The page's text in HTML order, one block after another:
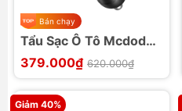
Bán chạy
Tẩu Sạc Ô Tô Mcdodo
95W 1U1C
379.000₫ 620.000₫
Giảm 40%